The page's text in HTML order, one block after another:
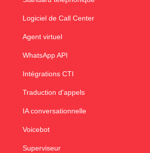
Logiciel de Call Center
Agent virtuel
WhatsApp API
Intégrations CTI
Traduction d'appels
IA conversationnelle
Voicebot
Superviseur